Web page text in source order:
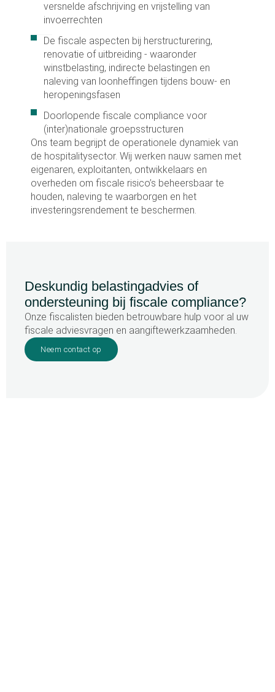
versnelde afschrijving en vrijstelling van
invoerrechten
De fiscale aspecten bij herstructurering,
renovatie of uitbreiding - waaronder
winstbelasting, indirecte belastingen en
naleving van loonheffingen tijdens bouw- en
heropeningsfasen
Doorlopende fiscale compliance voor
(inter)nationale groepsstructuren
Ons team begrijpt de operationele dynamiek van
de hospitalitysector. Wij werken nauw samen met
eigenaren, exploitanten, ontwikkelaars en
overheden om fiscale risico’s beheersbaar te
houden, naleving te waarborgen en het
investeringsrendement te beschermen.
Deskundig belastingadvies of
ondersteuning bij fiscale compliance?
Onze fiscalisten bieden betrouwbare hulp voor al uw
fiscale adviesvragen en aangiftewerkzaamheden.
Neem contact op